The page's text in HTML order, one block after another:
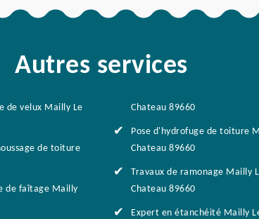
Autres services
de velux Mailly Le
de toiture
de faîtage Mailly
Chateau 89660
Pose d'hydrofuge de toiture
Chateau 89660
Travaux de ramonage Mailly
Chateau 89660
Expert en étanchéité Mailly